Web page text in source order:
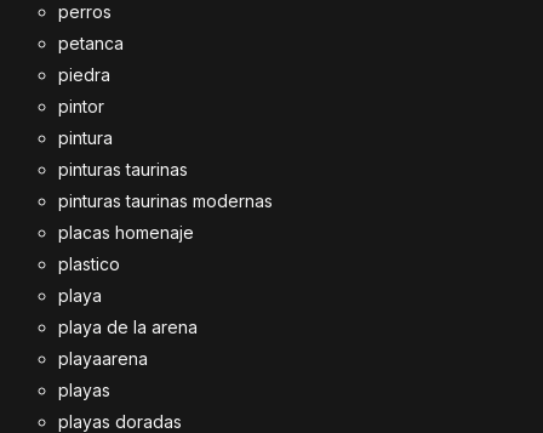
perros
petanca
piedra
pintor
pintura
pinturas taurinas
pinturas taurinas modernas
placas homenaje
plastico
playa
playa de la arena
playaarena
playas
playas doradas